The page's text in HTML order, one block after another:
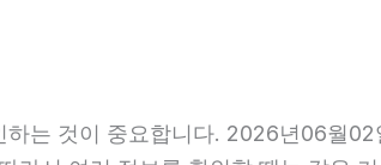
는 것이 중요합니다. 2026년06월